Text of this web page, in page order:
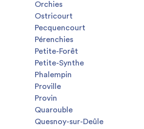
Orchies
Ostricourt
Pecquencourt
Pérenchies
Petite-Forêt
Petite-Synthe
Phalempin
Proville
Provin
Quarouble
Quesnoy-sur-Deûle